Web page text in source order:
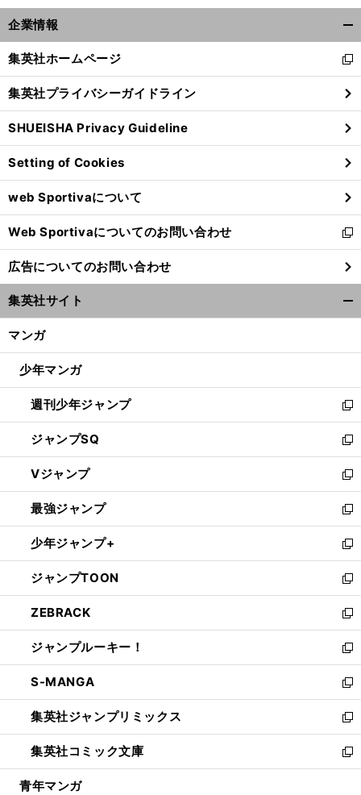
企業情報
閉
る
集英社ホームページ
新
し
い
ウ
ィ
ン
ド
ウ
で
開
く
集英社プライバシーガイドライン
SHUEISHA Privacy Guideline
Setting of Cookies
web Sportivaについて
Web Sportivaについてのお問い合わせ
新
し
い
ウ
ィ
ン
ウ
開
く
広告についてのお問い合わせ
集英社サイト
マンガ
少年マンガ
週刊少年ジャンプ
新
し
い
ウ
ィ
ン
ド
ウ
で
開
く
ジャンプSQ
新
し
い
ウ
ィ
ン
ド
ウ
で
開
く
Vジャンプ
新
し
い
ウ
ィ
ン
ド
ウ
で
開
く
最強ジャンプ
新
し
い
ウ
ィ
ン
ド
ウ
で
開
く
少年ジャンプ+
新
し
い
ウ
ィ
ン
ド
ウ
で
開
く
ジャンプTOON
新
し
い
ウ
ィ
ン
ド
ウ
で
開
く
ZEBRACK
新
し
い
ウ
ィ
ン
ド
ウ
で
開
ジャンプルーキー！
新
し
い
ウ
ィ
ン
ド
ウ
S-MANGA
新
し
い
ウ
ィ
ン
集英社ジャンプリミックス
新
し
い
ウ
集英社コミック文庫
新
し
青年マンガ